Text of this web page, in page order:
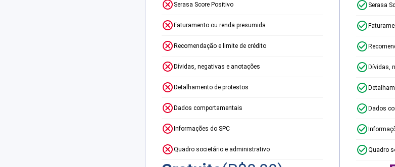
Serasa Score Positivo
Faturamento ou renda presumida
Recomendação e limite de crédito
Dívidas, negativas e anotações
Detalhamento de protestos
Dados comportamentais
Informações do SPC
Quadro societário e administrativo
Serasa
Dívidas,
Dados
Quadro